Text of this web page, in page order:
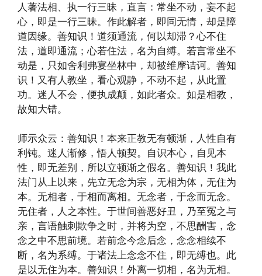
人著法相、执一行三昧，直言：常坐不动，妄不起
心，即是一行三昧。作此解者，即同无情，却是障
道因缘。善知识！道须通流，何以却滞？心不住
法，道即通流；心若住法，名为自缚。若言常坐不
动是，只如舍利弗宴坐林中，却被维摩诘诃。善知
识！又有人教坐，看心观静，不动不起，从此置
功。迷人不会，便执成颠，如此者众。如是相教，
故知大错。
师示众云：善知识！本来正教无有顿渐，人性自有
利钝。迷人渐修，悟人顿契。自识本心，自见本
性，即无差别，所以立顿渐之假名。善知识！我此
法门从上以来，先立无念为宗，无相为体，无住为
本。无相者，于相而离相。无念者，于念而无念。
无住者，人之本性。于世间善恶好丑，乃至冤之与
亲，言语触刺欺争之时，并将为空，不思酬害，念
念之中不思前境。若前念今念后念，念念相续不
断，名为系缚。于诸法上念念不住，即无缚也。此
是以无住为本。善知识！外离一切相，名为无相。